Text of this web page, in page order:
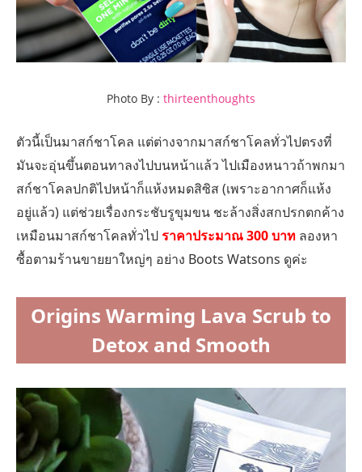
Photo By : thirteenthoughts
ตัวนี้เป็นมาสก์ชาโคล แต่ต่างจากมาสก์ชาโคลทั่วไปตรงที่
มันจะอุ่นขึ้นตอนทาลงไปบนหน้าแล้ว ไปเมืองหนาวถ้าพกมา
สก์ชาโคลปกติไปหน้าก็แห้งหมดสิซิส (เพราะอากาศก็แห้ง
อยู่แล้ว) แต่ช่วยเรื่องกระชับรูขุมขน ชะล้างสิ่งสกปรกตกค้าง
เหมือนมาสก์ชาโคลทั่วไปราคาประมาณ 300 บาท ลองหา
ซื้อตามร้านขายยาใหญ่ๆ อย่าง Boots Watsons ดูค่ะ
Origins Warming Lava Scrub to
Detox and Smooth